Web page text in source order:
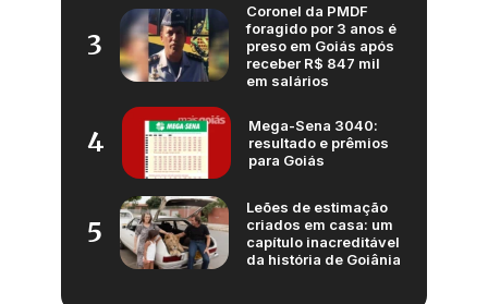
3
Coronel da PMDF
foragido por 3 anos é
preso em Goiás após
receber R$ 847 mil
em salários
4
Mega-Sena 3040:
resultado e prêmios
para Goiás
5
Leões de estimação
criados em casa: um
capítulo inacreditável
da história de Goiânia